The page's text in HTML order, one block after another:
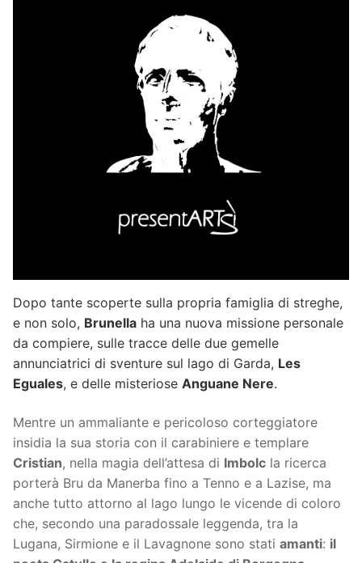
Dopo tante scoperte sulla propria famiglia di streghe,
e non solo, Brunella ha una nuova missione personale
da compiere, sulle tracce delle due gemelle
annunciatrici di sventure sul lago di Garda, Les
Eguales, e delle misteriose Anguane Nere.
Mentre un ammaliante e pericoloso corteggiatore
insidia la sua storia con il carabiniere e templare
Cristian, nella magia dell’attesa di Imbolc la ricerca
porterà Bru da Manerba fino a Tenno e a Lazise, ma
anche tutto attorno al lago lungo le vicende di coloro
che, secondo una paradossale leggenda, tra la
Lugana, Sirmione e il Lavagnone sono stati amanti: il